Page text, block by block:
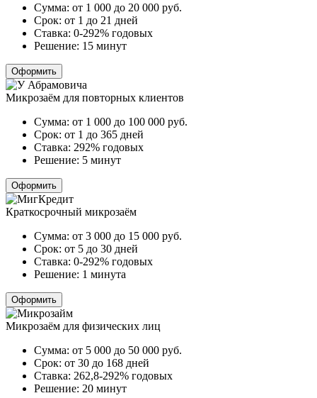
Сумма: от 1 000 до 20 000 руб.
Срок: от 1 до 21 дней
Ставка: 0-292% годовых
Решение: 15 минут
Оформить
Микрозаём для повторных клиентов
Сумма: от 1 000 до 100 000 руб.
Срок: от 1 до 365 дней
Ставка: 292% годовых
Решение: 5 минут
Оформить
Краткосрочный микрозаём
Сумма: от 3 000 до 15 000 руб.
Срок: от 5 до 30 дней
Ставка: 0-292% годовых
Решение: 1 минута
Оформить
Микрозаём для физических лиц
Сумма: от 5 000 до 50 000 руб.
Срок: от 30 до 168 дней
Ставка: 262,8-292% годовых
Решение: 20 минут